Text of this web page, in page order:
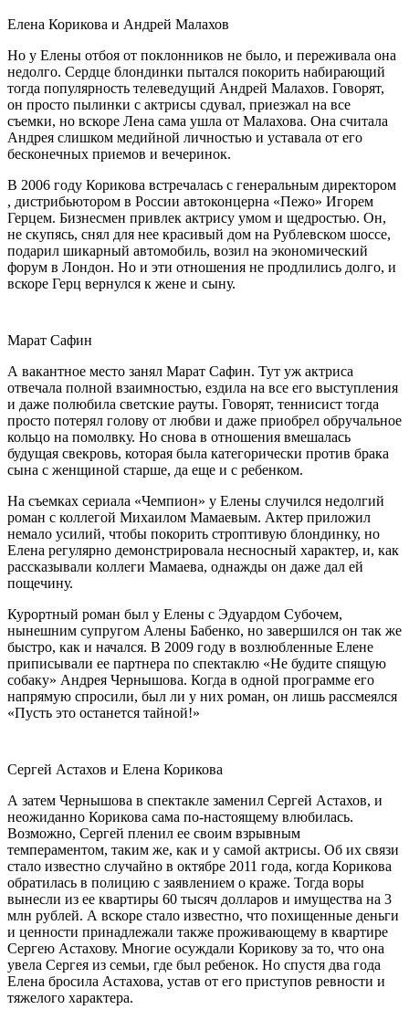
Елена Корикова и Андрей Малахов
Но у Елены отбоя от поклонников не было, и переживала она
недолго. Сердце блондинки пытался покорить набирающий
тогда популярность телеведущий Андрей Малахов. Говорят,
он просто пылинки с актрисы сдувал, приезжал на все
съемки, но вскоре Лена сама ушла от Малахова. Она считала
Андрея слишком медийной личностью и уставала от его
бесконечных приемов и вечеринок.
В 2006 году Корикова встречалась с генеральным директором
, дистрибьютором в России автоконцерна «Пежо» Игорем
Герцем. Бизнесмен привлек актрису умом и щедростью. Он,
не скупясь, снял для нее красивый дом на Рублевском шоссе,
подарил шикарный автомобиль, возил на экономический
форум в Лондон. Но и эти отношения не продлились долго, и
вскоре Герц вернулся к жене и сыну.
Марат Сафин
А вакантное место занял Марат Сафин. Тут уж актриса
отвечала полной взаимностью, ездила на все его выступления
и даже полюбила светские рауты. Говорят, теннисист тогда
просто потерял голову от любви и даже приобрел обручальное
кольцо на помолвку. Но снова в отношения вмешалась
будущая свекровь, которая была категорически против брака
сына с женщиной старше, да еще и с ребенком.
На съемках сериала «Чемпион» у Елены случился недолгий
роман с коллегой Михаилом Мамаевым. Актер приложил
немало усилий, чтобы покорить строптивую блондинку, но
Елена регулярно демонстрировала несносный характер, и, как
рассказывали коллеги Мамаева, однажды он даже дал ей
пощечину.
Курортный роман был у Елены с Эдуардом Субочем,
нынешним супругом Алены Бабенко, но завершился он так же
быстро, как и начался. В 2009 году в возлюбленные Елене
приписывали ее партнера по спектаклю «Не будите спящую
собаку» Андрея Чернышова. Когда в одной программе его
напрямую спросили, был ли у них роман, он лишь рассмеялся
«Пусть это останется тайной!»
Сергей Астахов и Елена Корикова
А затем Чернышова в спектакле заменил Сергей Астахов, и
неожиданно Корикова сама по-настоящему влюбилась.
Возможно, Сергей пленил ее своим взрывным
темпераментом, таким же, как и у самой актрисы. Об их связи
стало известно случайно в октябре 2011 года, когда Корикова
обратилась в полицию с заявлением о краже. Тогда воры
вынесли из ее квартиры 60 тысяч долларов и имущества на 3
млн рублей. А вскоре стало известно, что похищенные деньги
и ценности принадлежали также проживающему в квартире
Сергею Астахову. Многие осуждали Корикову за то, что она
увела Сергея из семьи, где был ребенок. Но спустя два года
Елена бросила Астахова, устав от его приступов ревности и
тяжелого характера.